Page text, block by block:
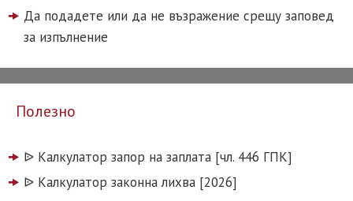
Да подадете или да не възражение срещу заповед
за изпълнение
Полезно
ᐉ️ Калкулатор запор на заплата [чл. 446 ГПК]
ᐉ️ Калкулатор законна лихва [2026]